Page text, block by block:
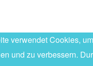
verwendet Cookies,
und zu verbessern.